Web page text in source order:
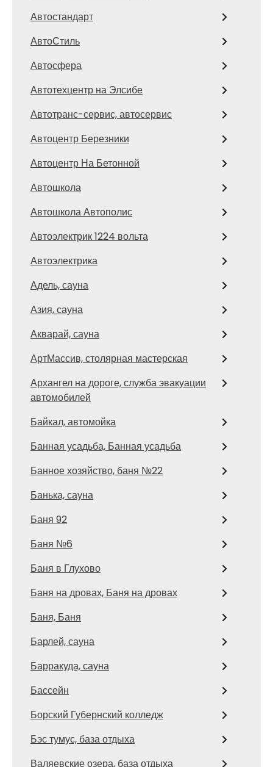
Автостандарт
АвтоСтиль
Автосфера
Автотехцентр на Элсибе
Автотранс-сервис, автосервис
Автоцентр Березники
Автоцентр На Бетонной
Автошкола
Автошкола Автополис
Автоэлектрик 1224 вольта
Автоэлектрика
Адель, сауна
Азия, сауна
Акварай, сауна
АртМассив, столярная мастерская
Архангел на дороге, служба эвакуации
автомобилей
Байкал, автомойка
Банная усадьба, Банная усадьба
Банное хозяйство, баня №22
Банька, сауна
Баня 92
Баня №6
Баня в Глухово
Баня на дровах, Баня на дровах
Баня, Баня
Барлей, сауна
Барракуда, сауна
Бассейн
Борский Губернский колледж
Бэс тумус, база отдыха
Валяевские озера, база отдыха